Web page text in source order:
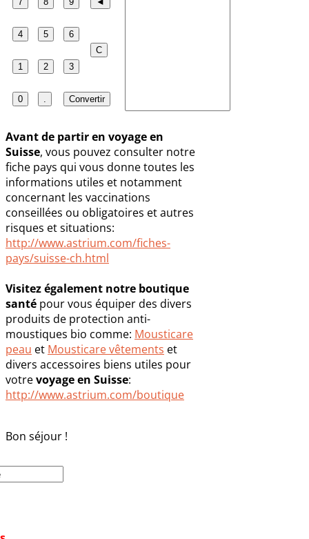
Avant de partir en voyage en
Suisse, vous pouvez consulter notre
fiche pays qui vous donne toutes les
informations utiles et notamment
concernant les vaccinations
conseillées ou obligatoires et autres
risques et situations:
http://www.astrium.com/fiches-
pays/suisse-ch.html
Visitez également notre boutique
santé pour vous équiper des divers
produits de protection anti-
moustiques bio comme: Mousticare
peau et Mousticare vêtements et
divers accessoires biens utiles pour
votrevoyage en Suisse:
http://www.astrium.com/boutique
Bon séjour !